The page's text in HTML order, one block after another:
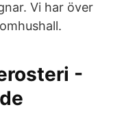
Vi har över
-